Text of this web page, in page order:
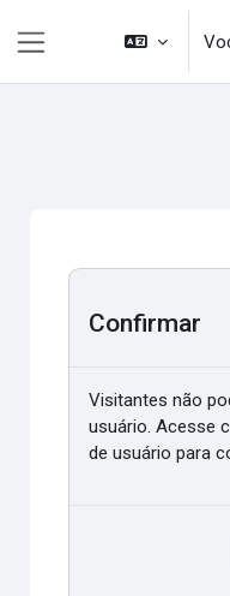
Ir para o conteúdo principal
Confirmar
Visitantes não
usuário. Acesse
de usuário para